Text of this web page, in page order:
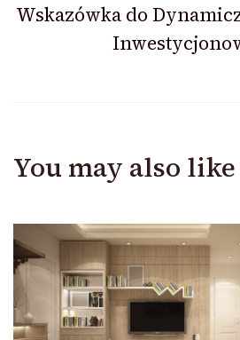
Wskazówka do
You may also like